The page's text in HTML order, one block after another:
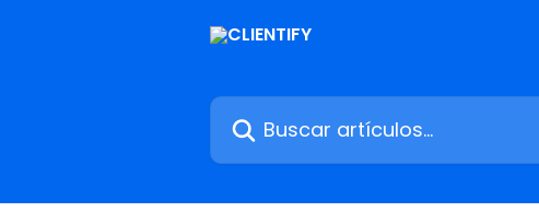
Buscar artículos...